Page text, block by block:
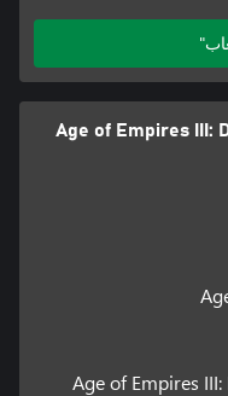
Age of Empires III:
Age of Empires